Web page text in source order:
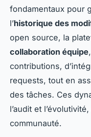
fondamentaux pour
l’historique des
open source, la
collaboration équipe
contributions,
requests, tout en
des tâches. Ces
l’audit et
communauté.